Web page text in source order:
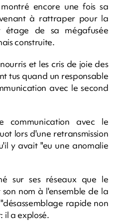
encore une fois sa
à rattraper pour la
étage de sa mégafusée
construite.
et les cris de joie des
tus quand un responsable
avec le second
communication avec le
lors d'une retransmission
y avait "eu une anomalie
sur ses réseaux que le
nom à l'ensemble de la
rapide non
il a explosé.